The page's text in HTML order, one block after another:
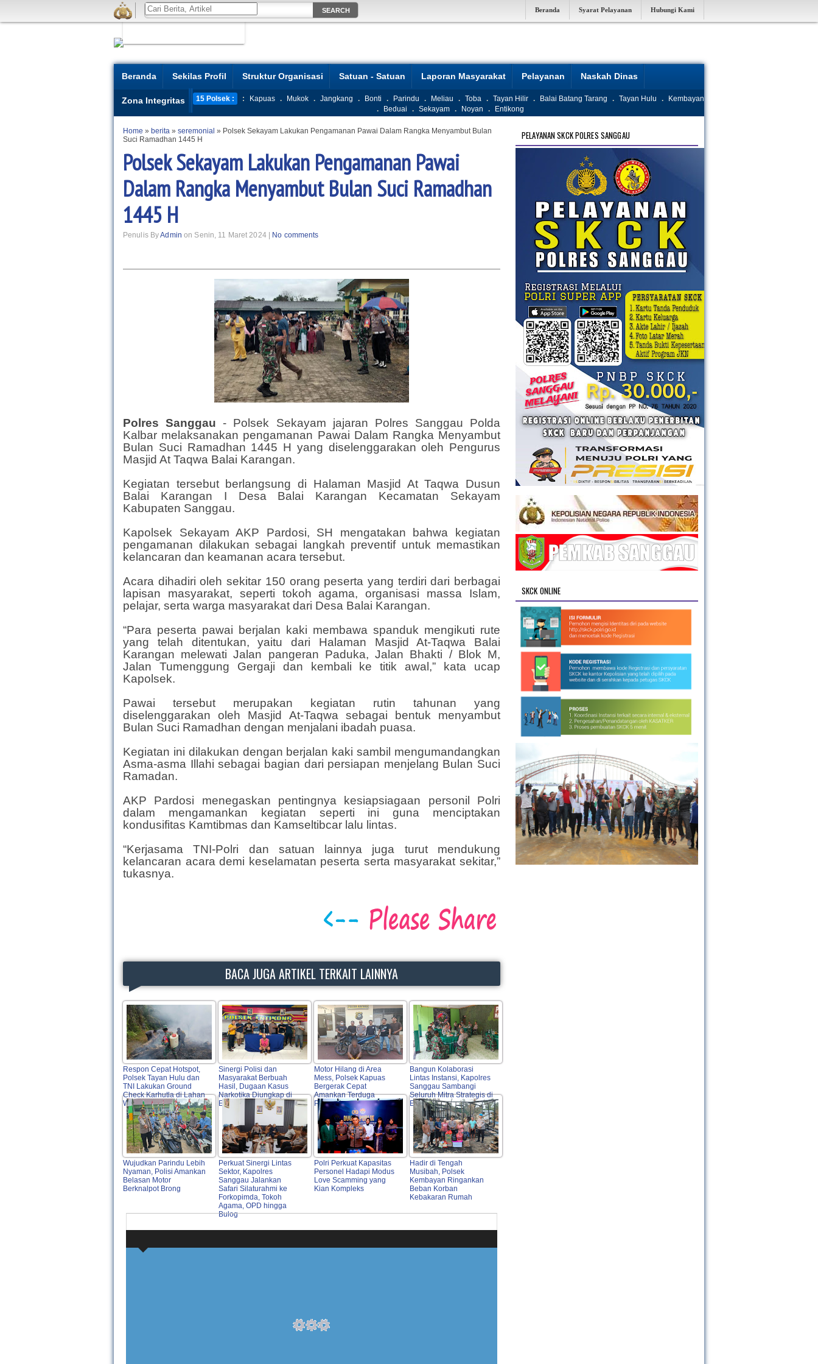
Beranda Syarat Pelayanan Hubungi Kami
Beranda Sekilas Profil Struktur Organisasi Satuan - Satuan Laporan Masyarakat Pelayanan Naskah Dinas
Zona Integritas 15 Polsek : : Kapuas . Mukok . Jangkang . Bonti . Parindu . Meliau . Toba . Tayan Hilir . Balai Batang Tarang . Tayan Hulu .
Kembayan
.
Beduai . Sekayam . Noyan . Entikong
Home » berita » seremonial » Polsek Sekayam Lakukan Pengamanan Pawai Dalam Rangka Menyambut Bulan
Suci Ramadhan 1445 H
Polsek Sekayam Lakukan Pengamanan Pawai
Dalam Rangka Menyambut Bulan Suci Ramadhan
1445 H
Penulis ByAdmin on Senin, 11 Maret 2024 | No comments
Polres Sanggau - Polsek Sekayam jajaran Polres Sanggau Polda
Kalbar melaksanakan pengamanan Pawai Dalam Rangka Menyambut
Bulan Suci Ramadhan 1445 H yang diselenggarakan oleh Pengurus
Masjid At Taqwa Balai Karangan.
Kegiatan tersebut berlangsung di Halaman Masjid At Taqwa Dusun
Balai Karangan I Desa Balai Karangan Kecamatan Sekayam
Kabupaten Sanggau.
Kapolsek Sekayam AKP Pardosi, SH mengatakan bahwa kegiatan
pengamanan dilakukan sebagai langkah preventif untuk memastikan
kelancaran dan keamanan acara tersebut.
Acara dihadiri oleh sekitar 150 orang peserta yang terdiri dari berbagai
lapisan masyarakat, seperti tokoh agama, organisasi massa Islam,
pelajar, serta warga masyarakat dari Desa Balai Karangan.
“Para peserta pawai berjalan kaki membawa spanduk mengikuti rute
yang telah ditentukan, yaitu dari Halaman Masjid At-Taqwa Balai
Karangan melewati Jalan pangeran Paduka, Jalan Bhakti / Blok M,
Jalan Tumenggung Gergaji dan kembali ke titik awal,” kata ucap
Kapolsek.
Pawai tersebut merupakan kegiatan rutin tahunan yang
diselenggarakan oleh Masjid At-Taqwa sebagai bentuk menyambut
Bulan Suci Ramadhan dengan menjalani ibadah puasa.
Kegiatan ini dilakukan dengan berjalan kaki sambil mengumandangkan
Asma-asma Illahi sebagai bagian dari persiapan menjelang Bulan Suci
Ramadan.
AKP Pardosi menegaskan pentingnya kesiapsiagaan personil Polri
dalam mengamankan kegiatan seperti ini guna menciptakan
kondusifitas Kamtibmas dan Kamseltibcar lalu lintas.
“Kerjasama TNI-Polri dan satuan lainnya juga turut mendukung
kelancaran acara demi keselamatan peserta serta masyarakat sekitar,”
tukasnya.
BACA JUGA ARTIKEL TERKAIT LAINNYA
Respon Cepat Hotspot,
Polsek Tayan Hulu dan
TNI Lakukan Ground
Check Karhutla di Lahan
Warga
Sinergi Polisi dan
Masyarakat Berbuah
Hasil, Dugaan Kasus
Narkotika Diungkap di
Entikong
Motor Hilang di Area
Mess, Polsek Kapuas
Bergerak Cepat
Amankan Terduga
Pelaku
Bangun Kolaborasi
Lintas Instansi, Kapolres
Sanggau Sambangi
Seluruh Mitra Strategis di
Entikong
Wujudkan Parindu Lebih
Nyaman, Polisi Amankan
Belasan Motor
Berknalpot Brong
Perkuat Sinergi Lintas
Sektor, Kapolres
Sanggau Jalankan
Safari Silaturahmi ke
Forkopimda, Tokoh
Agama, OPD hingga
Bulog
Polri Perkuat Kapasitas
Personel Hadapi Modus
Love Scamming yang
Kian Kompleks
Hadir di Tengah
Musibah, Polsek
Kembayan Ringankan
Beban Korban
Kebakaran Rumah
PELAYANAN SKCK POLRES SANGGAU
SKCK ONLINE